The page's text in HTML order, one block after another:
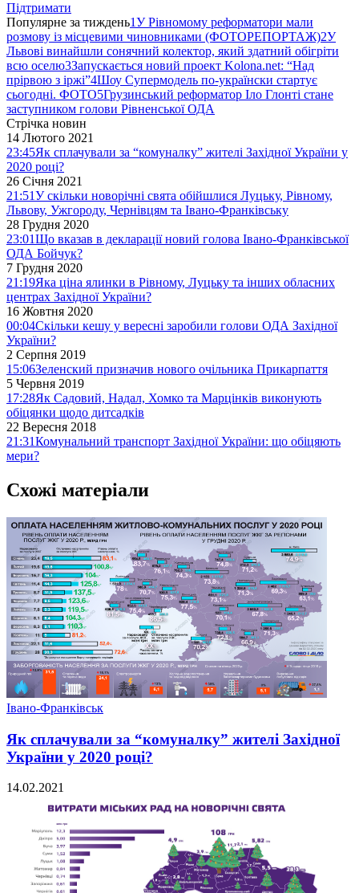
Підтримати
Популярне за тиждень1У Рівномому реформатори мали
розмову із місцевими чиновниками (ФОТОРЕПОРТАЖ)2У
Львові винайшли сонячний колектор, який здатний обігріти
всю оселю3Запускається новий проект Kolona.net: “Над
прірвою з іржі”4Шоу Супермодель по-українски стартує
сьогодні. ФОТО5Грузинський реформатор Іло Глонті стане
заступником голови Рівненської ОДА
Стрічка новин
14 Лютого 2021
23:45Як сплачували за “комуналку” жителі Західної України у
2020 році?
26 Січня 2021
21:51У скільки новорічні свята обійшлися Луцьку, Рівному,
Львову, Ужгороду, Чернівцям та Івано-Франківську
28 Грудня 2020
23:01Що вказав в декларації новий голова Івано-Франківської
ОДА Бойчук?
7 Грудня 2020
21:19Яка ціна ялинки в Рівному, Луцьку та інших обласних
центрах Західної України?
16 Жовтня 2020
00:04Скільки кешу у вересні заробили голови ОДА Західної
України?
2 Серпня 2019
15:06Зеленский призначив нового очільника Прикарпаття
5 Червня 2019
17:28Як Садовий, Надал, Хомко та Марцінків виконують
обіцянки щодо дитсадків
22 Вересня 2018
21:31Комунальний транспорт Західної України: що обіцяють
мери?
Схожі матеріали
Івано-Франківськ
Як сплачували за “комуналку” жителі Західної
України у 2020 році?
14.02.2021